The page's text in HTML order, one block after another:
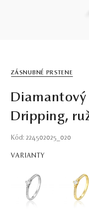
ZÁSNUBNÉ PRSTENE
Diamantový
Dripping,
Kód: 224502025_020
VARIANTY